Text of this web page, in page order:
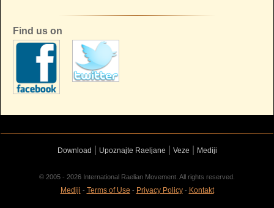
Find us on
Download Upoznajte Raeljane Veze Mediji
© 2005 - 2026 International Raelian Movement. All rights reserved.
Mediji - Terms of Use - Privacy Policy- Kontakt